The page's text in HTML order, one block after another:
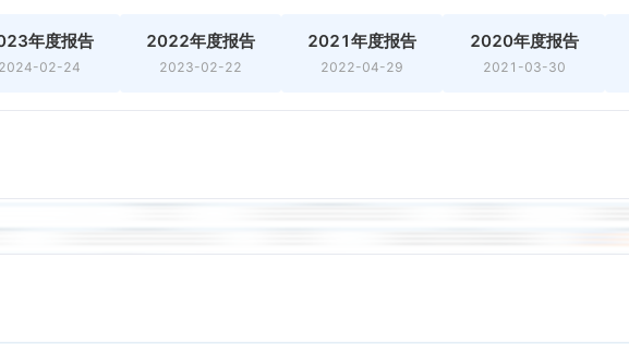
年度报告
2024-02-24
2022年度报告
2023-02-22
2021年度报告
2022-04-29
2020年度报告
2021-03-30